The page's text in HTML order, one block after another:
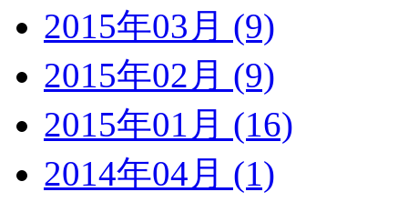
2015年03月 (9)
2015年02月 (9)
2015年01月 (16)
2014年04月 (1)